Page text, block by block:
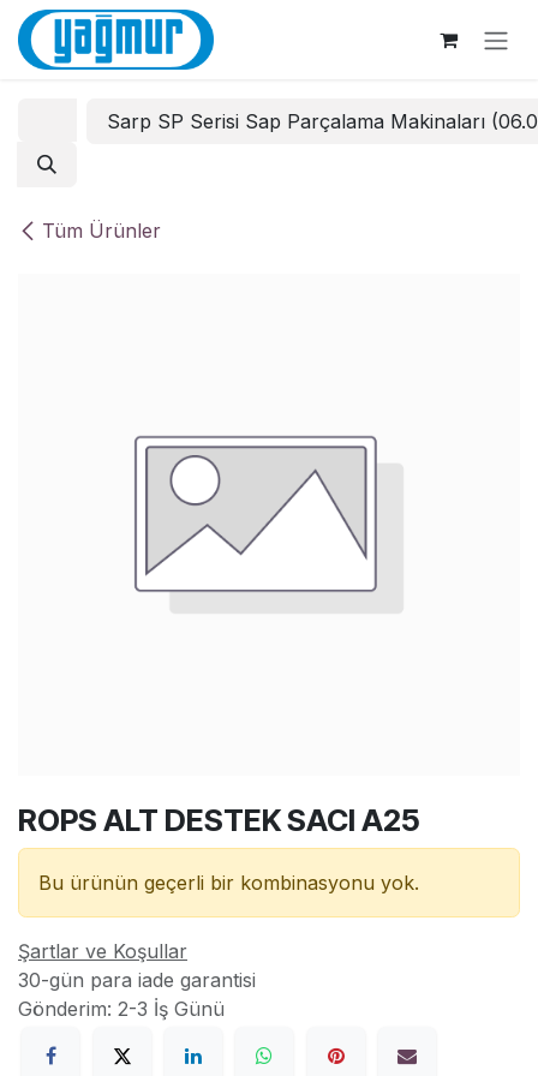
İçereği Atla
Tüm Ürünler
Sarp SP Serisi Sap Parçalama Makinaları
ROPS ALT DESTEK SACI A25
Bu ürünün geçerli bir kombinasyonu yok.
Şartlar ve Koşullar
30-gün para iade garantisi
Gönderim: 2-3 İş Günü